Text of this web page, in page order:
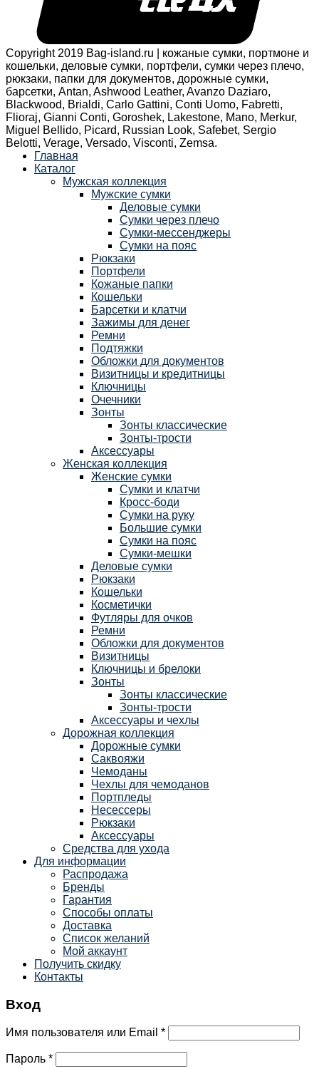
Copyright 2019 Bag-island.ru | кожаные сумки, портмоне и
кошельки, деловые сумки, портфели, сумки через плечо,
рюкзаки, папки для документов, дорожные сумки,
барсетки, Antan, Ashwood Leather, Avanzo Daziaro,
Blackwood, Brialdi, Carlo Gattini, Conti Uomo, Fabretti,
Flioraj, Gianni Conti, Goroshek, Lakestone, Mano, Merkur,
Miguel Bellido, Picard, Russian Look, Safebet, Sergio
Belotti, Verage, Versado, Visconti, Zemsa.
Главная
Каталог
Мужская коллекция
Мужские сумки
Деловые сумки
Сумки через плечо
Сумки-мессенджеры
Сумки на пояс
Рюкзаки
Портфели
Кожаные папки
Кошельки
Барсетки и клатчи
Зажимы для денег
Ремни
Подтяжки
Обложки для документов
Визитницы и кредитницы
Ключницы
Очечники
Зонты
Зонты классические
Зонты-трости
Аксессуары
Женская коллекция
Женские сумки
Сумки и клатчи
Кросс-боди
Сумки на руку
Большие сумки
Сумки на пояс
Сумки-мешки
Деловые сумки
Рюкзаки
Кошельки
Косметички
Футляры для очков
Ремни
Обложки для документов
Визитницы
Ключницы и брелоки
Зонты
Зонты классические
Зонты-трости
Аксессуары и чехлы
Дорожная коллекция
Дорожные сумки
Саквояжи
Чемоданы
Чехлы для чемоданов
Портпледы
Несессеры
Рюкзаки
Аксессуары
Средства для ухода
Для информации
Распродажа
Бренды
Гарантия
Способы оплаты
Доставка
Список желаний
Мой аккаунт
Получить скидку
Контакты
Вход
Имя пользователя или Email *
Пароль *